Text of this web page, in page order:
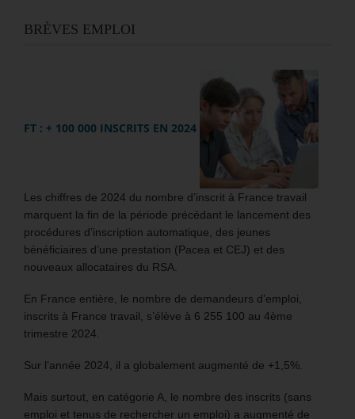
BRÈVES EMPLOI
FT : + 100 000 INSCRITS EN 2024
Les chiffres de 2024 du nombre d’inscrit à France travail
marquent la fin de la période précédant le lancement des
procédures d’inscription automatique, des jeunes
bénéficiaires d’une prestation (Pacea et CEJ) et des
nouveaux allocataires du RSA.
En France entière, le nombre de demandeurs d’emploi,
inscrits à France travail, s’élève à 6 255 100 au 4ème
trimestre 2024.
Sur l’année 2024, il a globalement augmenté de +1,5%.
Mais surtout, en catégorie A, le nombre des inscrits (sans
emploi et tenus de rechercher un emploi) a augmenté de